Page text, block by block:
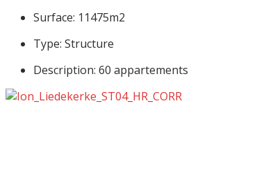
Surface: 11475m2
Type: Structure
Description: 60 appartements